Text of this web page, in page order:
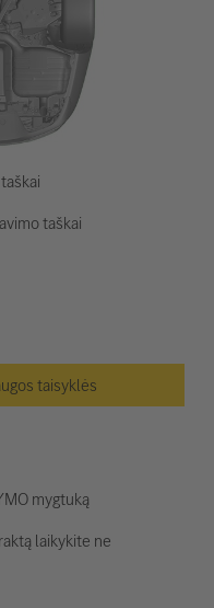
taškai
taisyklės
mygtuką
laikykite ne